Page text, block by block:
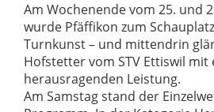
Am Wochenende vom 25. und
wurde Pfäffikon zum
Turnkunst – und mittendrin
Hofstetter vom STV Ettiswil mit
herausragenden Leistung.
Am Samstag stand der